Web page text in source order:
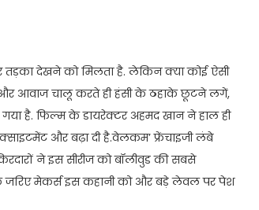
देखने को मिलता है. लेकिन क्या कोई ऐसी
और आवाज चालू करते ही हंसी के ठहाके छूटने लगें,
है. फिल्म के डायरेक्टर अहमद खान ने हाल ही
और बढ़ा दी है.वेलकम’ फ्रेंचाइजी लंबे
ने इस सीरीज को बॉलीवुड की सबसे
जरिए मेकर्स इस कहानी को और बड़े लेवल पर पेश